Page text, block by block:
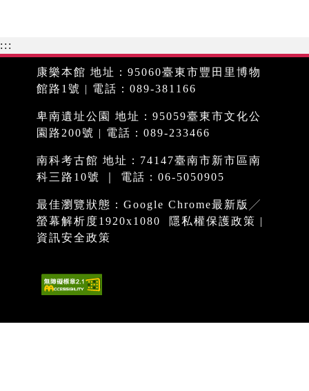
:::
康樂本館 地址：95060臺東市豐田里博物
館路1號 | 電話：089-381166
卑南遺址公園 地址：95059臺東市文化公
園路200號 | 電話：089-233466
南科考古館 地址：74147臺南市新市區南
科三路10號 ｜ 電話：06-5050905
最佳瀏覽狀態：Google Chrome最新版╱
螢幕解析度1920x1080
隱私權保護政策 |
資訊安全政策